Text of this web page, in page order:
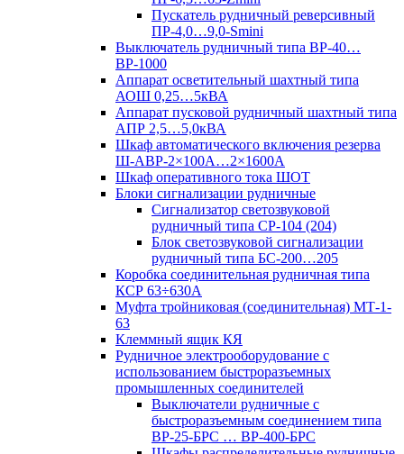
Пускатель рудничный реверсивный
ПР-4,0…9,0-Smini
Выключатель рудничный типа ВР-40…
ВР-1000
Аппарат осветительный шахтный типа
АОШ 0,25…5кВА
Аппарат пусковой рудничный шахтный типа
АПР 2,5…5,0кВА
Шкаф автоматического включения резерва
Ш-АВР-2×100А…2×1600А
Шкаф оперативного тока ШОТ
Блоки сигнализации рудничные
Сигнализатор светозвуковой
рудничный типа СР-104 (204)
Блок светозвуковой сигнализации
рудничный типа БС-200…205
Коробка соединительная рудничная типа
КСР 63÷630А
Муфта тройниковая (соединительная) МТ-1-
63
Клеммный ящик КЯ
Рудничное электрооборудование с
использованием быстроразъемных
промышленных соединителей
Выключатели рудничные с
быстроразъемным соединением типа
ВР-25-БРС … ВР-400-БРС